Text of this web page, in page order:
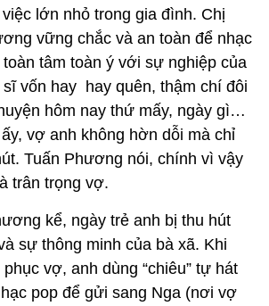
lớn nhỏ trong gia đình. Chị
vững chắc và an toàn để nhạc
tâm toàn ý với sự nghiệp của
vốn hay hay quên, thậm chí đôi
hôm nay thứ mấy, ngày gì…
vợ anh không hờn dỗi mà chỉ
Tuấn Phương nói, chính vì vậy
trân trọng vợ.
kể, ngày trẻ anh bị thu hút
sự thông minh của bà xã. Khi
vợ, anh dùng “chiêu” tự hát
pop để gửi sang Nga (nơi vợ